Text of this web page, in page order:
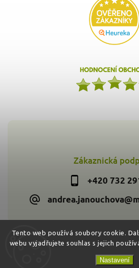
Tento web používá soubory cookie.
webu vyjadřujete souhlas s jejich
Nastavení
Zákaznická
+420 732
Copyright 2026Zdravýkoš.cz.
VytvořilShoptet|